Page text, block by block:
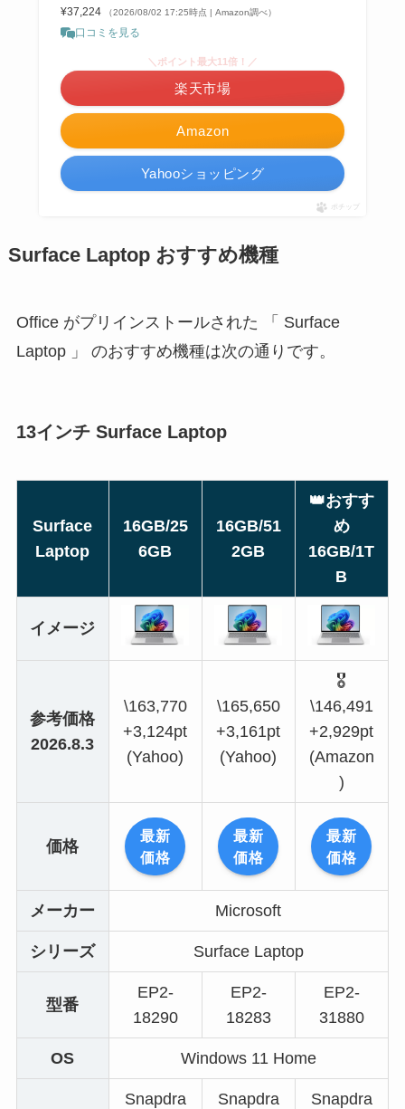
¥37,224
（2026/08/02 17:25時点 | Amazon調べ）
口コミを見る
Amazon
＼ポイント最大11倍！／
楽天市場
Yahooショッピング
ポチップ
Surface Laptop おすすめ機種
Office がプリインストールされた 「 Surface
Laptop 」 のおすすめ機種は次の通りです。
13インチ Surface Laptop
Surface
Laptop
16GB/25
6GB
16GB/51
2GB
👑おすす
め
16GB/1T
B
イメージ
参考価格
2026.8.3
\163,770
+3,124pt
(Yahoo)
\165,650
+3,161pt
(Yahoo)
🎖️
\146,491
+2,929pt
(Amazon
)
価格
最新
価格
最新
価格
最新
価格
メーカー Microsoft
シリーズ Surface Laptop
型番
EP2-
18290
EP2-
18283
EP2-
31880
OS Windows 11 Home
Snapdra
Snapdra
Snapdra